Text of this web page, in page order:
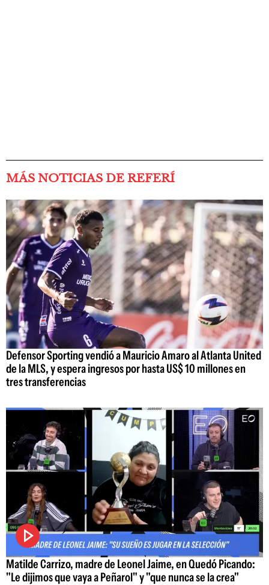
MÁS NOTICIAS DE REFERÍ
Defensor Sporting vendió a Mauricio Amaro al Atlanta United
de la MLS, y espera ingresos por hasta US$ 10 millones en
tres transferencias
Matilde Carrizo, madre de Leonel Jaime, en Quedó Picando:
"Le dijimos que vaya a Peñarol" y "que nunca se la crea"